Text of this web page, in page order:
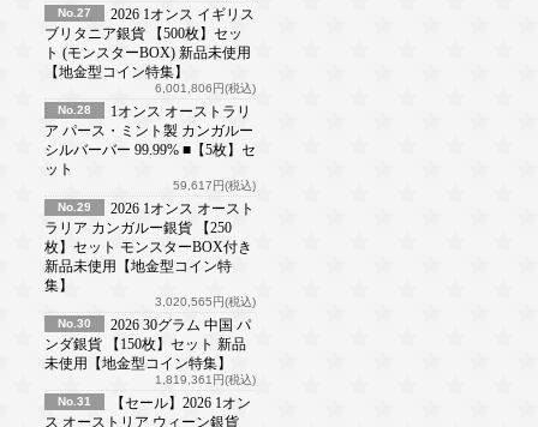
No.27
2026 1オンス イギリス
ブリタニア銀貨 【500枚】セッ
ト (モンスターBOX) 新品未使用
【地金型コイン特集】
6,001,806円(税込)
No.28
1オンス オーストラリ
ア パース・ミント製 カンガルー
シルバーバー 99.99% ■【5枚】セ
ット
59,617円(税込)
No.29
2026 1オンス オースト
ラリア カンガルー銀貨 【250
枚】セット モンスターBOX付き
新品未使用【地金型コイン特
集】
3,020,565円(税込)
No.30
2026 30グラム 中国 パ
ンダ銀貨 【150枚】セット 新品
未使用【地金型コイン特集】
1,819,361円(税込)
No.31
【セール】2026 1オン
ス オーストリア ウィーン銀貨